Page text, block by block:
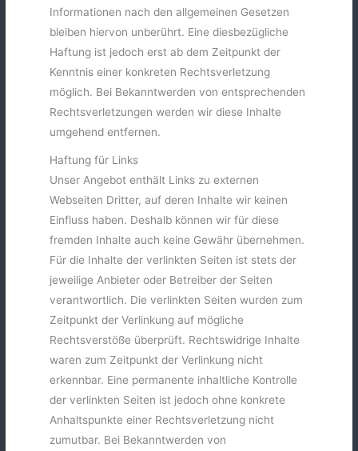
Informationen nach den allgemeinen Gesetzen
bleiben hiervon unberührt. Eine diesbezügliche
Haftung ist jedoch erst ab dem Zeitpunkt der
Kenntnis einer konkreten Rechtsverletzung
möglich. Bei Bekanntwerden von entsprechenden
Rechtsverletzungen werden wir diese Inhalte
umgehend entfernen.
Haftung für Links
Unser Angebot enthält Links zu externen
Webseiten Dritter, auf deren Inhalte wir keinen
Einfluss haben. Deshalb können wir für diese
fremden Inhalte auch keine Gewähr übernehmen.
Für die Inhalte der verlinkten Seiten ist stets der
jeweilige Anbieter oder Betreiber der Seiten
verantwortlich. Die verlinkten Seiten wurden zum
Zeitpunkt der Verlinkung auf mögliche
Rechtsverstöße überprüft. Rechtswidrige Inhalte
waren zum Zeitpunkt der Verlinkung nicht
erkennbar. Eine permanente inhaltliche Kontrolle
der verlinkten Seiten ist jedoch ohne konkrete
Anhaltspunkte einer Rechtsverletzung nicht
zumutbar. Bei Bekanntwerden von